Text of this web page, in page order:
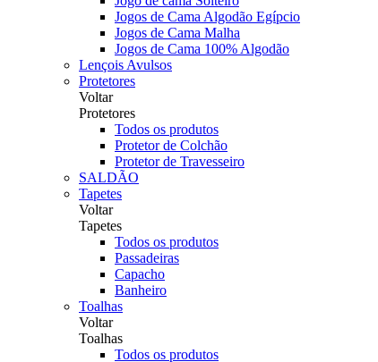
Jogos de Cama Algodão Egípcio
Jogos de Cama Malha
Jogos de Cama 100% Algodão
Lençois Avulsos
Protetores
Voltar
Protetores
Todos os produtos
Protetor de Colchão
Protetor de Travesseiro
SALDÃO
Tapetes
Voltar
Tapetes
Todos os produtos
Passadeiras
Capacho
Banheiro
Toalhas
Voltar
Toalhas
Todos os produtos